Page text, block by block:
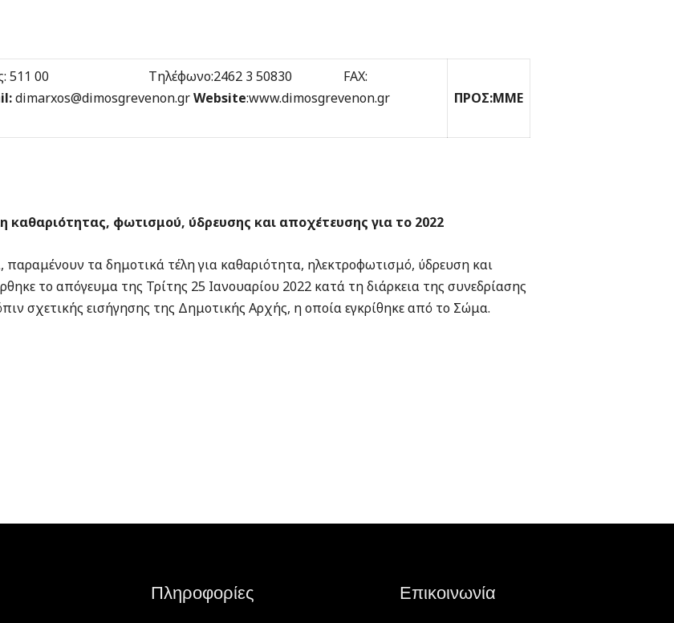
Κώδικας: 511 00 Τηλέφωνο:2462 3 50830 FAX:
dimarxos@dimosgrevenon.grWebsite:www.dimosgrevenon.gr ΠΡΟΣ:MME
καθαριότητας, φωτισμού, ύδρευσης και αποχέτευσης για το 2022
τα δημοτικά τέλη για καθαριότητα, ηλεκτροφωτισμό, ύδρευση και
το απόγευμα της Τρίτης 25 Ιανουαρίου 2022 κατά τη διάρκεια της συνεδρίασης
σχετικής εισήγησης της Δημοτικής Αρχής, η οποία εγκρίθηκε από το Σώμα.
Πληροφορίες Επικοινωνία